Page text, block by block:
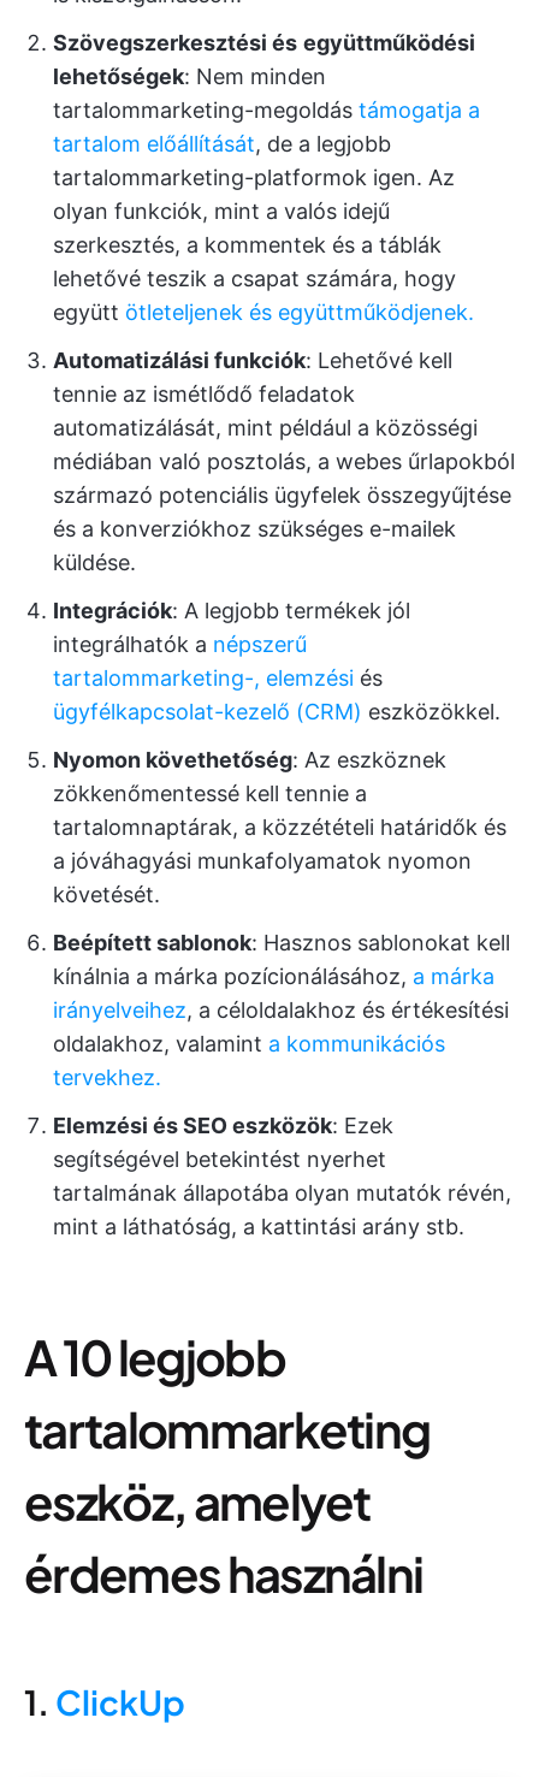
Szövegszerkesztési és együttműködési
lehetőségek: Nem minden
tartalommarketing-megoldás támogatja a
tartalom előállítását, de a legjobb
tartalommarketing-platformok igen. Az
olyan funkciók, mint a valós idejű
szerkesztés, a kommentek és a táblák
lehetővé teszik a csapat számára, hogy
együtt ötleteljenek és együttműködjenek.
Automatizálási funkciók: Lehetővé kell
tennie az ismétlődő feladatok
automatizálását, mint például a közösségi
médiában való posztolás, a webes űrlapokból
származó potenciális ügyfelek összegyűjtése
és a konverziókhoz szükséges e-mailek
küldése.
Integrációk: A legjobb termékek jól
integrálhatók a népszerű
tartalommarketing-, elemzési és
ügyfélkapcsolat-kezelő (CRM) eszközökkel.
Nyomon követhetőség: Az eszköznek
zökkenőmentessé kell tennie a
tartalomnaptárak, a közzétételi határidők és
a jóváhagyási munkafolyamatok nyomon
követését.
Beépített sablonok: Hasznos sablonokat kell
kínálnia a márka pozícionálásához, a márka
irányelveihez, a céloldalakhoz és értékesítési
oldalakhoz, valamint a kommunikációs
tervekhez.
Elemzési és SEO eszközök: Ezek
segítségével betekintést nyerhet
tartalmának állapotába olyan mutatók révén,
mint a láthatóság, a kattintási arány stb.
A 10 legjobb
tartalommarketing
eszköz, amelyet
érdemes használni
1. ClickUp